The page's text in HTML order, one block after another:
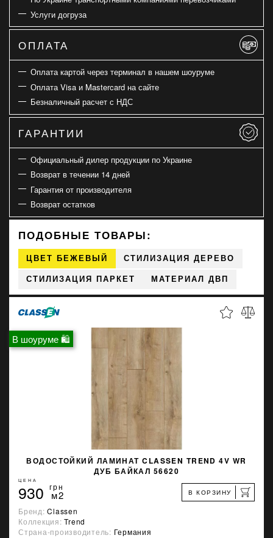
Услуги догруза
ОПЛАТА
Оплата картой через терминал в нашем шоуруме
Оплата Visa и Mastercard на сайте
Безналичный расчет с НДС
ГАРАНТИИ
Официальный дилер продукции по Украине
Возврат в течении 14 дней
Гарантия от производителя
Возврат остатков
ПОДОБНЫЕ ТОВАРЫ:
ЦВЕТ БЕЖЕВЫЙ СТИЛИЗАЦИЯ ДЕРЕВО
СТИЛИЗАЦИЯ ПАРКЕТ МАТЕРИАЛ ДВП
В шоуруме 🛍
ВОДОСТОЙКИЙ ЛАМИНАТ CLASSEN TREND 4V WR
ДУБ БАЙКАЛ 56620
ЦЕНА
930 грн
м2 В КОРЗИНУ
Бренд:Classen
Коллекция:Trend
Страна-производитель: Германия